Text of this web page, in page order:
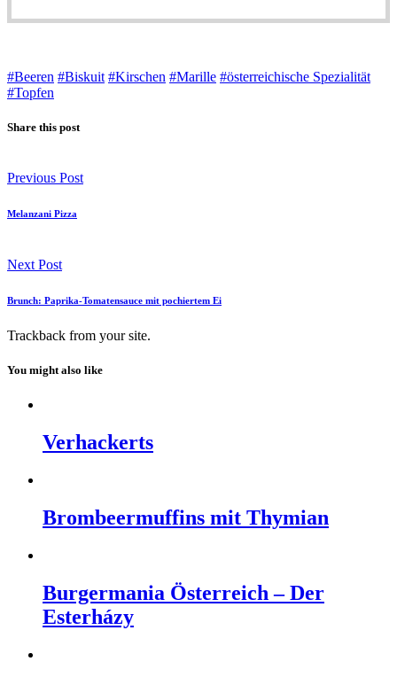
#Beeren #Biskuit #Kirschen #Marille #österreichische Spezialität
#Topfen
Share this post
Previous Post
Melanzani Pizza
Next Post
Brunch: Paprika-Tomatensauce mit pochiertem Ei
Trackback from your site.
You might also like
Verhackerts
Brombeermuffins mit Thymian
Burgermania Österreich – Der
Esterházy